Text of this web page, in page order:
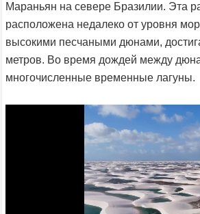
Мараньян на севере Бразилии. Эта
расположена недалеко от уровня
высокими песчаными дюнами,
метров. Во время дождей между
многочисленные временные лагуны.